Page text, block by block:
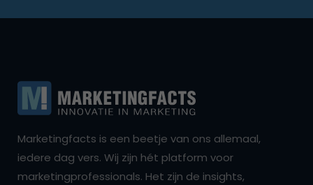
Marketingfacts is een beetje van ons allemaal,
iedere dag vers. Wij zijn hét platform voor
marketingprofessionals. Het zijn de insights,